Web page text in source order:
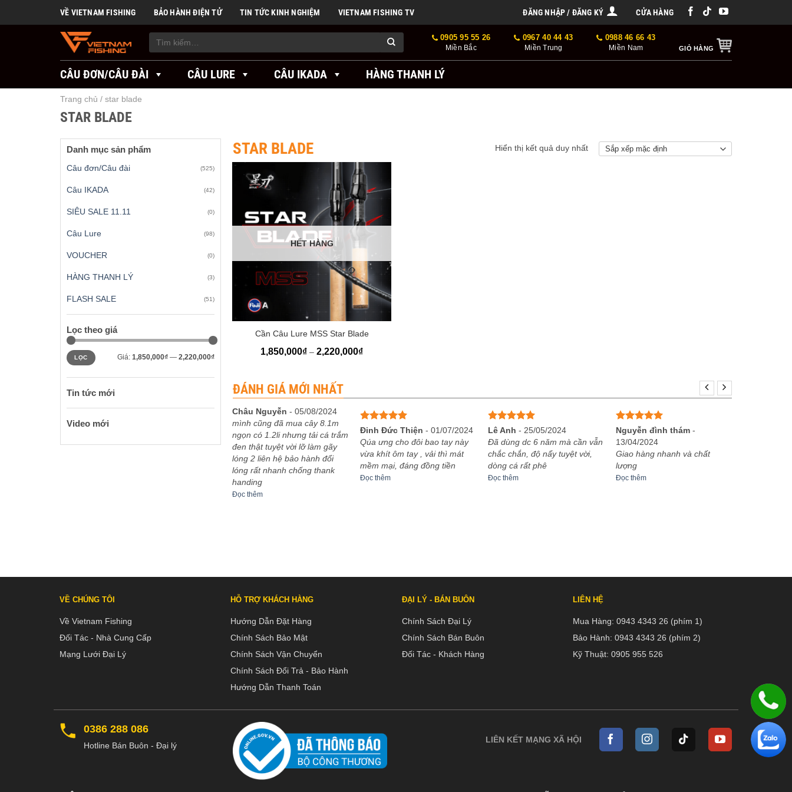
VỀ VIETNAM FISHING BẢO HÀNH ĐIỆN TỬ TIN TỨC KINH NGHIỆM VIETNAM FISHING TV ĐĂNG NHẬP / ĐĂNG KÝ CỬA HÀNG
Tìm
kiếm:
0905 95 55 26
Miền Bắc
0967 40 44 43
Miền Trung
0988 46 66 43
Miền Nam GIỎ HÀNG
CÂU ĐƠN/CÂU ĐÀI CÂU LURE CÂU IKADA HÀNG THANH LÝ
Trang chủ / star blade
STAR BLADE
Danh mục sản phẩm
Câu đơn/Câu đài (525)
Câu IKADA (42)
SIÊU SALE 11.11 (0)
Câu Lure (98)
VOUCHER (0)
HÀNG THANH LÝ (3)
FLASH SALE (51)
Lọc theo giá
Giá
tối
thiểu
Giá
tối
đa
LỌC Giá: 1,850,000₫— 2,220,000₫
Tin tức mới
Video mới
STAR BLADE Hiển thị kết quả duy nhất
+
HẾT HÀNG
Cần Câu Lure MSS Star Blade
1,850,000₫ – 2,220,000₫Khoảng
giá:
ĐÁNH GIÁ MỚI NHẤT
Châu Nguyễn -05/08/2024
mình cũng đã mua cây 8.1m
ngọn có 1.2li nhưng tải cá trắm
đen thật tuyệt vời lỡ làm gãy
lóng 2 liên hệ bảo hành đổi
lóng rất nhanh chống thank
handing
Đọc thêm
Được xếp
hạng
sao
Đinh Đức Thiện -01/07/2024
Qúa ưng cho đôi bao tay này
vừa khít ôm tay , vải thì mát
mềm mại, đáng đồng tiền
Đọc thêm
Được xếp
hạng
sao
Lê Anh - 25/05/2024
Đã dùng dc 6 năm mà cần vẫn
chắc chắn, độ nẩy tuyệt vời,
dòng cá rất phê
Đọc thêm
Được xếp
hạng55
sao
Nguyễn đình thám-
13/04/2024
Giao hàng nhanh và chất
lượng
Đọc thêm
Được xếp
sao
Sơn Ca
VỀ CHÚNG TÔI
Về Vietnam Fishing
Đối Tác - Nhà Cung Cấp
Mạng Lưới Đại Lý
HỖ TRỢ KHÁCH HÀNG
Hướng Dẫn Đặt Hàng
Chính Sách Bảo Mật
Chính Sách Vận Chuyển
Chính Sách Đổi Trả - Bảo Hành
Hướng Dẫn Thanh Toán
ĐẠI LÝ - BÁN BUÔN
Chính Sách Đại Lý
Chính Sách Bán Buôn
Đối Tác - Khách Hàng
LIÊN HỆ
Mua Hàng:0943 4343 26 (phím 1)
Bảo Hành:0943 4343 26 (phím 2)
Kỹ Thuật:0905 955 526
0386 288 086
Hotline Bán Buôn - Đại lý
LIÊN KẾT MẠNG XÃ HỘI